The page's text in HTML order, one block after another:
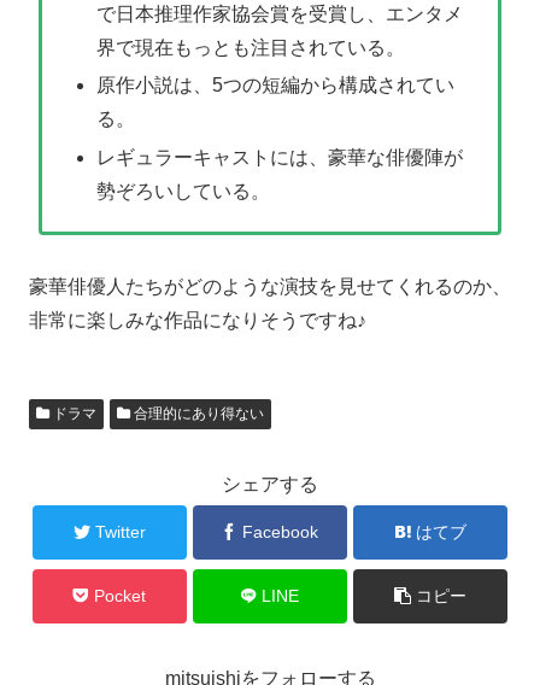
で日本推理作家協会賞を受賞し、エンタメ
界で現在もっとも注目されている。
原作小説は、5つの短編から構成されてい
る。
レギュラーキャストには、豪華な俳優陣が
勢ぞろいしている。
豪華俳優人たちがどのような演技を見せてくれるのか、
非常に楽しみな作品になりそうですね♪
ドラマ 合理的にあり得ない
シェアする
Twitter Facebook はてブ
Pocket LINE コピー
mitsuishiをフォローする